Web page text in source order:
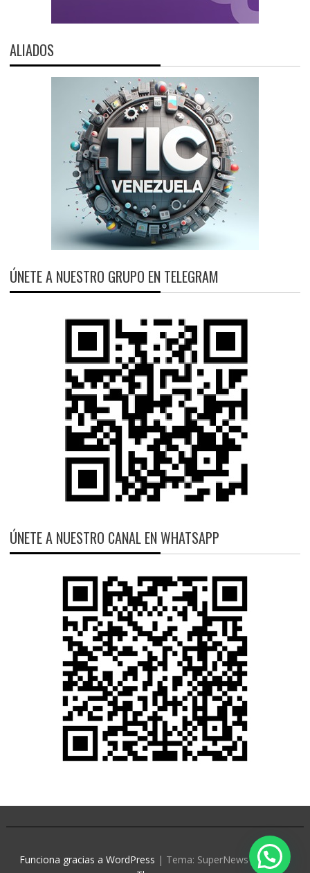
ALIADOS
ÚNETE A NUESTRO GRUPO EN TELEGRAM
ÚNETE A NUESTRO CANAL EN WHATSAPP
Funciona gracias a WordPress | Tema: SuperNews deAcme